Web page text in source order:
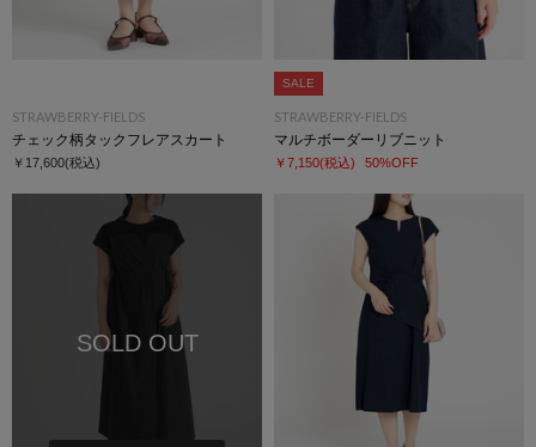
STRAWBERRY-FIELDS
チェック柄タックフレアスカート
￥17,600(税込)
SALE
STRAWBERRY-FIELDS
マルチボーダーリブニット
￥7,150(税込) 50%OFF
SOLD OUT